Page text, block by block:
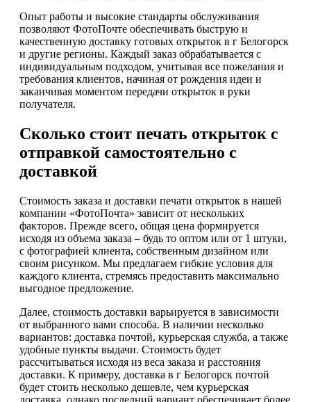
Опыт работы и высокие стандарты обслуживания
позволяют ФотоПочте обеспечивать быструю и
качественную доставку готовых открыток в г Белогорск
и другие регионы. Каждый заказ обрабатывается с
индивидуальным подходом, учитывая все пожелания и
требования клиентов, начиная от рождения идеи и
заканчивая моментом передачи открыток в руки
получателя.
Сколько стоит печать открыток с
отправкой самостоятельно с
доставкой
Стоимость заказа и доставки печати открыток в нашей
компании «ФотоПочта» зависит от нескольких
факторов. Прежде всего, общая цена формируется
исходя из объема заказа – будь то оптом или от 1 штуки,
с фотографией клиента, собственным дизайном или
своим рисунком. Мы предлагаем гибкие условия для
каждого клиента, стремясь предоставить максимально
выгодное предложение.
Далее, стоимость доставки варьируется в зависимости
от выбранного вами способа. В наличии несколько
вариантов: доставка почтой, курьерская служба, а также
удобные пункты выдачи. Стоимость будет
рассчитываться исходя из веса заказа и расстояния
доставки. К примеру, доставка в г Белогорск почтой
будет стоить несколько дешевле, чем курьерская
доставка, однако последний вариант обеспечивает более